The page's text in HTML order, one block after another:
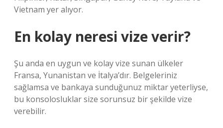
Vietnam yer alıyor.
En kolay neresi vize verir?
Şu anda en uygun ve kolay vize sunan ülkeler
Fransa, Yunanistan ve İtalya’dır. Belgeleriniz
sağlamsa ve bankaya sunduğunuz miktar yeterliyse,
bu konsolosluklar size sorunsuz bir şekilde vize
verebilir.